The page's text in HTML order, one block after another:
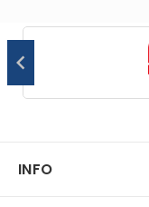
INFO